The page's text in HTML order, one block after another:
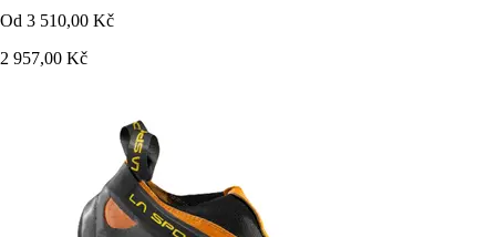
Od 3 510,00 Kč
2 957,00 Kč